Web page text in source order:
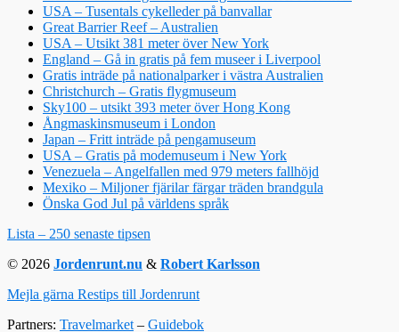
USA – Tusentals cykelleder på banvallar
Great Barrier Reef – Australien
USA – Utsikt 381 meter över New York
England – Gå in gratis på fem museer i Liverpool
Gratis inträde på nationalparker i västra Australien
Christchurch – Gratis flygmuseum
Sky100 – utsikt 393 meter över Hong Kong
Ångmaskinsmuseum i London
Japan – Fritt inträde på pengamuseum
USA – Gratis på modemuseum i New York
Venezuela – Angelfallen med 979 meters fallhöjd
Mexiko – Miljoner fjärilar färgar träden brandgula
Önska God Jul på världens språk
Lista – 250 senaste tipsen
© 2026 Jordenrunt.nu & Robert Karlsson
Mejla gärna Restips till Jordenrunt
Partners: Travelmarket – Guidebok